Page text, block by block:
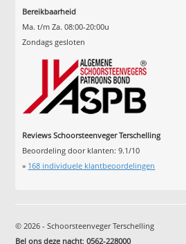
Bereikbaarheid
Ma. t/m Za. 08:00-20:00u
Zondags gesloten
Reviews Schoorsteenveger Terschelling
Beoordeling door klanten:9.1/10
» 168 individuele klantbeoordelingen
© 2026 - Schoorsteenveger Terschelling
Bel ons deze nacht:0562-228000